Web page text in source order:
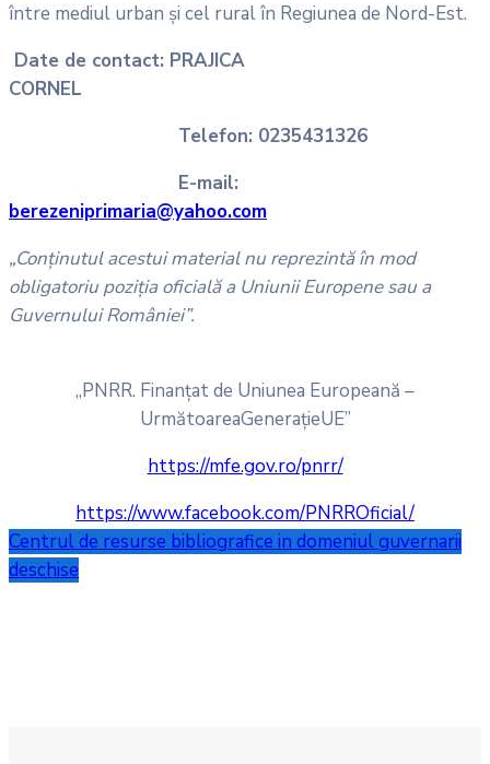
între mediul urban și cel rural în Regiunea de Nord-Est.
Date de contact: PRAJICA
CORNEL
Telefon: 0235431326
E-mail:
berezeniprimaria@yahoo.com
„Conținutul acestui material nu reprezintă în mod
obligatoriu poziția oficială a Uniunii Europene sau a
Guvernului României”.
„PNRR. Finanțat de Uniunea Europeană –
UrmătoareaGenerațieUE”
https://mfe.gov.ro/pnrr/
https://www.facebook.com/PNRROficial/
Centrul de resurse bibliografice in domeniul guvernarii
deschise